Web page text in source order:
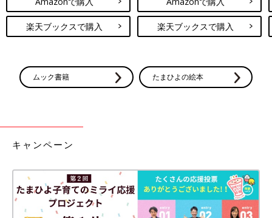
楽天ブックスで購入 楽天ブックスで購入
ムック書籍 たまひよの絵本
キャンペーン